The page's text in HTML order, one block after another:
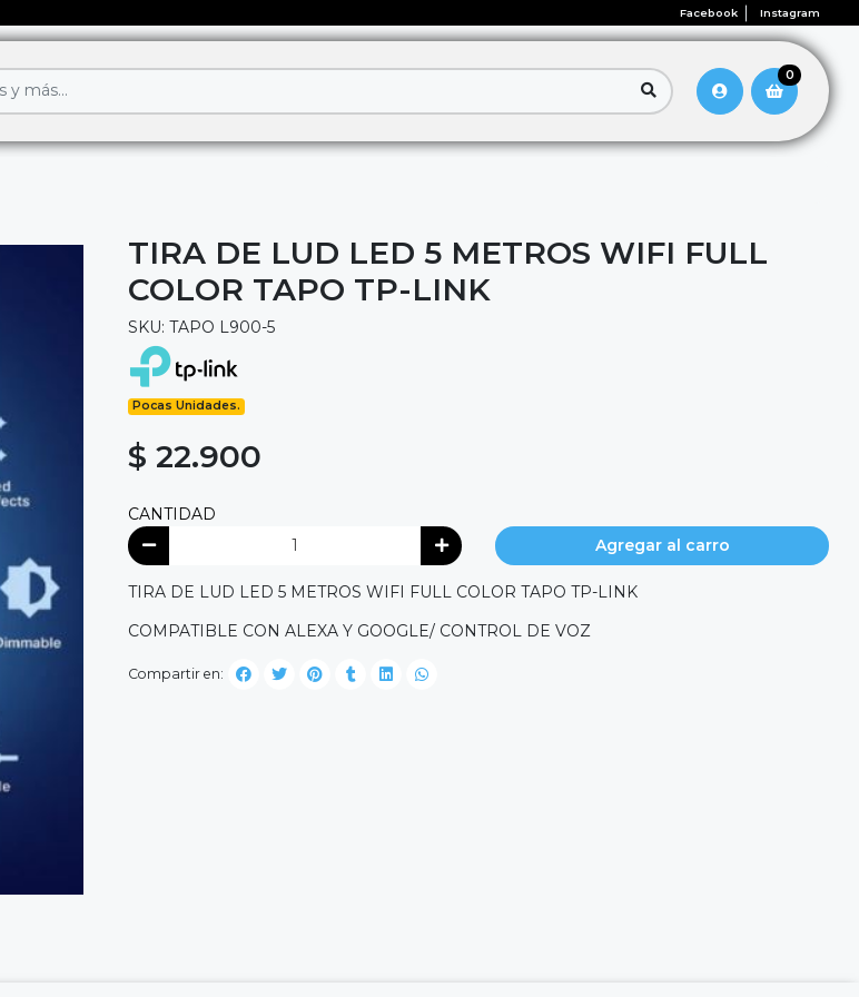
Facebook Instagram
0
TIRA DE LUD LED 5 METROS WIFI FULL
COLOR TAPO TP-LINK
SKU: TAPO L900-5
Pocas Unidades.
$ 22.900
CANTIDAD
Agregar al carro
TIRA DE LUD LED 5 METROS WIFI FULL COLOR TAPO TP-LINK
COMPATIBLE CON ALEXA Y GOOGLE/ CONTROL DE VOZ
Compartir en: